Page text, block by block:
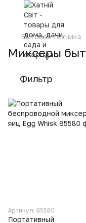
Бытовая техника
Миксеры
Фильтр
Артикул: 85580
Портативный